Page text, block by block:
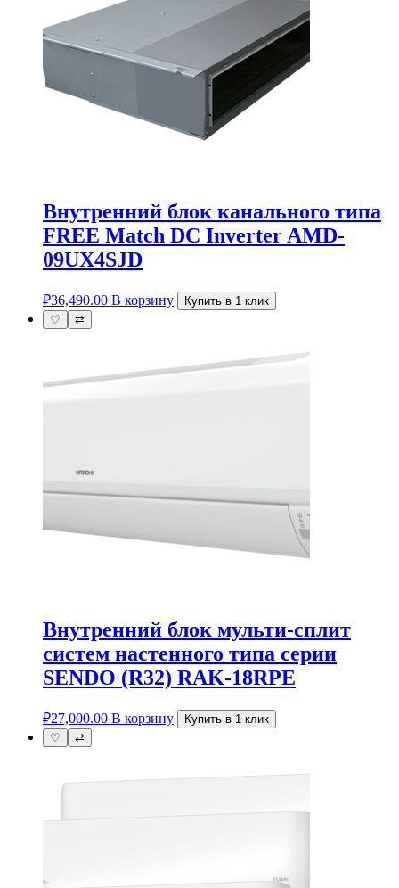
Внутренний блок канального типа
FREE Match DC Inverter AMD-
09UX4SJD
₽36,490.00 В корзину
Купить в 1 клик
♡
⇄
Внутренний блок мульти-сплит
систем настенного типа серии
SENDO (R32) RAK-18RPE
₽27,000.00 В корзину
Купить в 1 клик
♡
⇄